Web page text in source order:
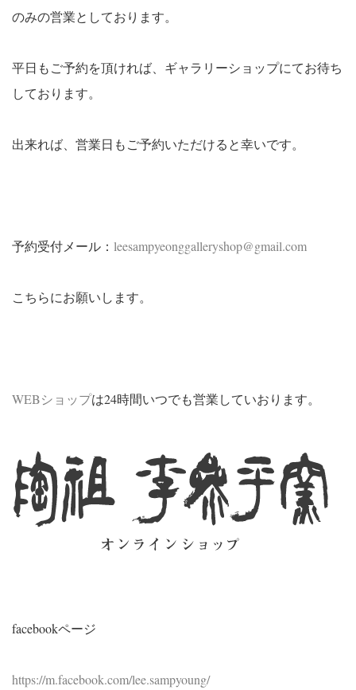
のみの営業としております。
平日もご予約を頂ければ、ギャラリーショップにてお待ち
しております。
出来れば、営業日もご予約いただけると幸いです。
予約受付メール： leesampyeonggalleryshop@gmail.com
こちらにお願いします。
WEBショップは24時間いつでも営業していおります。
facebookページ
https://m.facebook.com/lee.sampyoung/